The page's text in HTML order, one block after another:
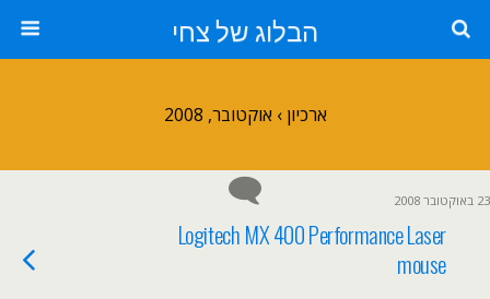
הבלוג של צחי
ארכיון › אוקטובר, 2008
23 באוקטובר 2008
Logitech MX 400 Performance Laser
mouse